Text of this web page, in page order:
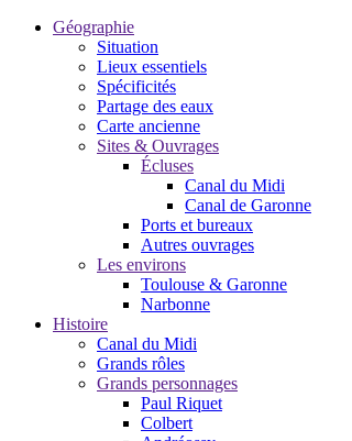
Géographie
Situation
Lieux essentiels
Spécificités
Partage des eaux
Carte ancienne
Sites & Ouvrages
Écluses
Canal du Midi
Canal de Garonne
Ports et bureaux
Autres ouvrages
Les environs
Toulouse & Garonne
Narbonne
Histoire
Canal du Midi
Grands rôles
Grands personnages
Paul Riquet
Colbert